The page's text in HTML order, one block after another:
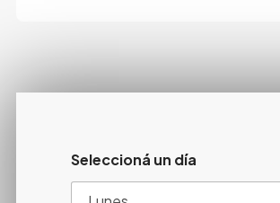
Seleccioná un día